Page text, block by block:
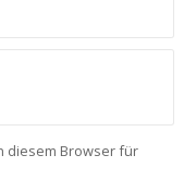
diesem Browser für